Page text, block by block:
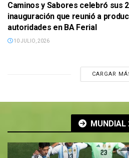
Caminos y Sabores celebró sus
inauguración que reunió a
autoridades en BA Ferial
10 JULIO, 2026
CARGAR
MUNDIAL